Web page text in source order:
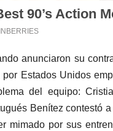
anunciaron su
por Estados Unidos
del equipo:
Benítez contestó
mimado por sus